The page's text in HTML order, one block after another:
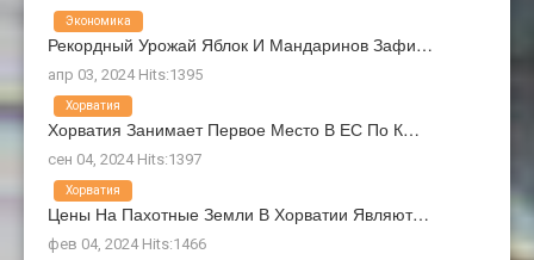
Рекордный Урожай Яблок И Мандаринов Зафи…
апр 03, 2024 Hits:1395
Экономика
Хорватия Занимает Первое Место В ЕС По К…
сен 04, 2024 Hits:1397
Хорватия
Цены На Пахотные Земли В Хорватии Являют…
фев 04, 2024 Hits:1466
Хорватия